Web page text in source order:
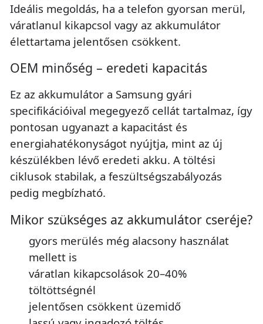
Ideális megoldás, ha a telefon gyorsan merül,
váratlanul kikapcsol vagy az akkumulátor
élettartama jelentősen csökkent.
OEM minőség – eredeti kapacitás
Ez az akkumulátor a Samsung gyári
specifikációival megegyező cellát tartalmaz, így
pontosan ugyanazt a kapacitást és
energiahatékonyságot nyújtja, mint az új
készülékben lévő eredeti akku. A töltési
ciklusok stabilak, a feszültségszabályozás
pedig megbízható.
Mikor szükséges az akkumulátor cseréje?
gyors merülés még alacsony használat
mellett is
váratlan kikapcsolások 20–40%
töltöttségnél
jelentősen csökkent üzemidő